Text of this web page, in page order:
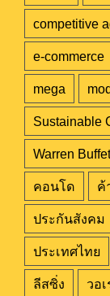
competitive
e-commerce
mega
Sustainable
Warren
คอนโด ค้
ประกันสังคม
ประเทศไทย
ลีสซิ่ง วอ